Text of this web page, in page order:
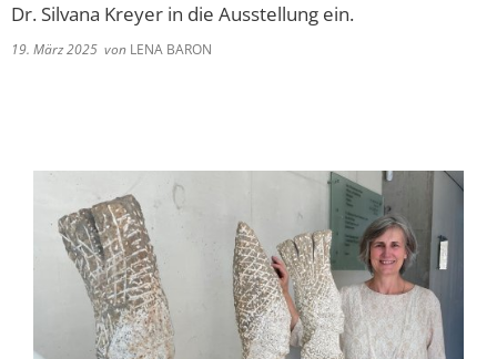
Dr. Silvana Kreyer in die Ausstellung ein.
19. März 2025 von LENA BARON